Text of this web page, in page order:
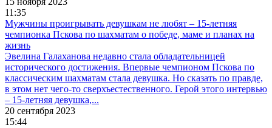
11:35
Мужчины проигрывать девушкам не любят – 15-летняя
чемпионка Пскова по шахматам о победе, маме и планах на
жизнь
Эвелина Галаханова недавно стала обладательницей
исторического достижения. Впервые чемпионом Пскова по
классическим шахматам стала девушка. Но сказать по правде,
в этом нет чего-то сверхъестественного. Герой этого интервью
– 15-летняя девушка,...
20 сентября 2023
15:44